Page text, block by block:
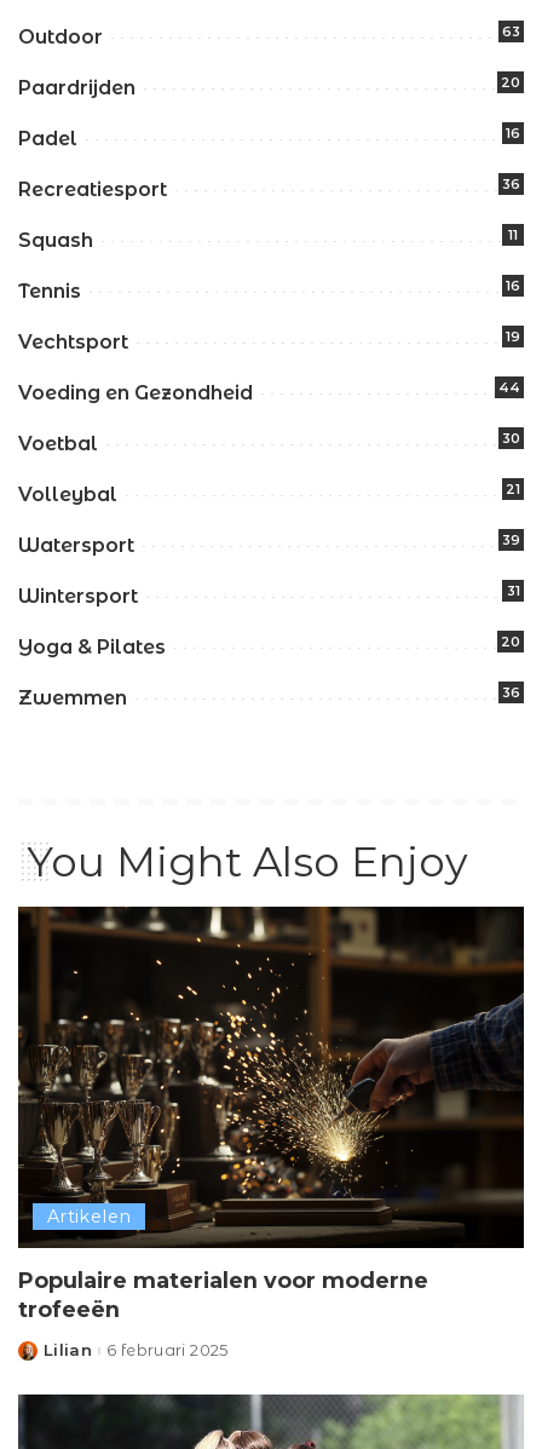
Outdoor 63
Paardrijden 20
Padel 16
Recreatiesport 36
Squash 11
Tennis 16
Vechtsport 19
Voeding en Gezondheid 44
Voetbal 30
Volleybal 21
Watersport 39
Wintersport 31
Yoga & Pilates 20
Zwemmen 36
You Might Also Enjoy
Artikelen
Populaire materialen voor moderne
trofeeën
Posted
Lilian 6 februari 2025